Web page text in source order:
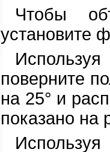
Чтобы
установите
поверните
на 25° и
показано на